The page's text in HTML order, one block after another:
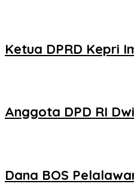
Ketua DPRD Kepri
Anggota DPD RI
Dana BOS